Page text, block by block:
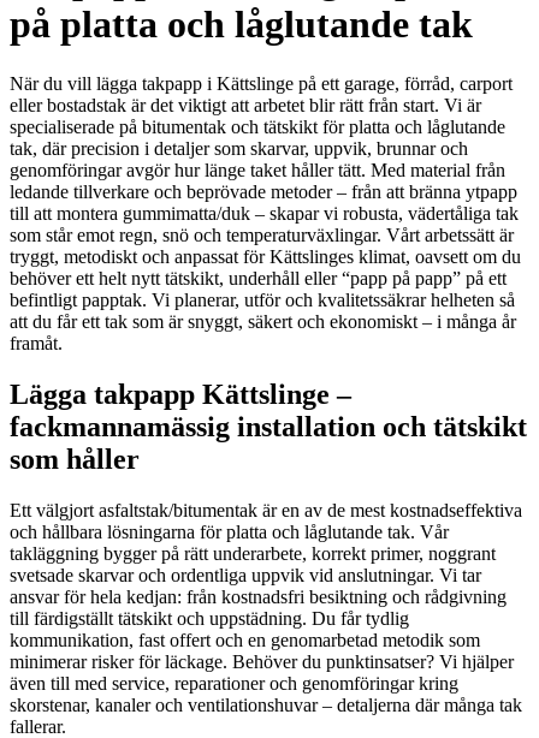
på platta och låglutande tak
När du vill lägga takpapp i Kättslinge på ett garage, förråd, carport
eller bostadstak är det viktigt att arbetet blir rätt från start. Vi är
specialiserade på bitumentak och tätskikt för platta och låglutande
tak, där precision i detaljer som skarvar, uppvik, brunnar och
genomföringar avgör hur länge taket håller tätt. Med material från
ledande tillverkare och beprövade metoder – från att bränna ytpapp
till att montera gummimatta/duk – skapar vi robusta, vädertåliga tak
som står emot regn, snö och temperaturväxlingar. Vårt arbetssätt är
tryggt, metodiskt och anpassat för Kättslinges klimat, oavsett om du
behöver ett helt nytt tätskikt, underhåll eller “papp på papp” på ett
befintligt papptak. Vi planerar, utför och kvalitetssäkrar helheten så
att du får ett tak som är snyggt, säkert och ekonomiskt – i många år
framåt.
Lägga takpapp Kättslinge –
fackmannamässig installation och tätskikt
som håller
Ett välgjort asfaltstak/bitumentak är en av de mest kostnadseffektiva
och hållbara lösningarna för platta och låglutande tak. Vår
takläggning bygger på rätt underarbete, korrekt primer, noggrant
svetsade skarvar och ordentliga uppvik vid anslutningar. Vi tar
ansvar för hela kedjan: från kostnadsfri besiktning och rådgivning
till färdigställt tätskikt och uppstädning. Du får tydlig
kommunikation, fast offert och en genomarbetad metodik som
minimerar risker för läckage. Behöver du punktinsatser? Vi hjälper
även till med service, reparationer och genomföringar kring
skorstenar, kanaler och ventilationshuvar – detaljerna där många tak
fallerar.